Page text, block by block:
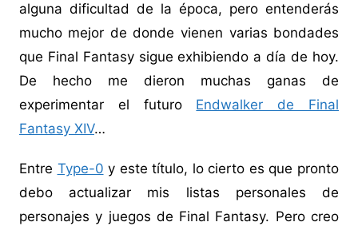
alguna dificultad de la época, pero entenderás
mucho mejor de donde vienen varias bondades
que Final Fantasy sigue exhibiendo a día de hoy.
De hecho me dieron muchas ganas de
experimentar el futuro Endwalker de Final
Fantasy XIV…
Entre Type-0 y este título, lo cierto es que pronto
debo actualizar mis listas personales de
personajes y juegos de Final Fantasy. Pero creo